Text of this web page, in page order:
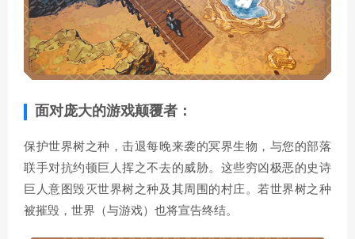
面对庞大的游戏颠覆者：
保护世界树之种，击退每晚来袭的冥界生物，与您的部落
联手对抗约顿巨人挥之不去的威胁。这些穷凶极恶的史诗
巨人意图毁灭世界树之种及其周围的村庄。若世界树之种
被摧毁，世界（与游戏）也将宣告终结。